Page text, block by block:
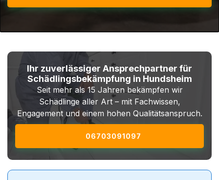
Ihr zuverlässiger Ansprechpartner für
Schädlingsbekämpfung in Hundsheim
Seit mehr als 15 Jahren bekämpfen wir
Schädlinge aller Art – mit Fachwissen,
Engagement und einem hohen Qualitätsanspruch.
06703091097